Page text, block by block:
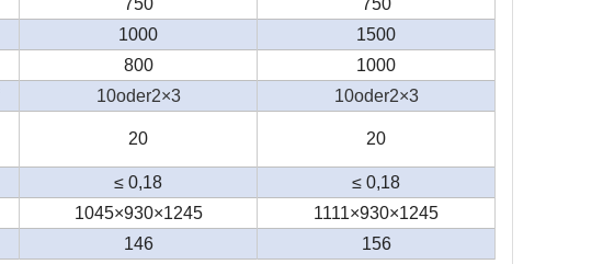
750
750
1000
1500
800
1000
10oder2×3 10oder2×3
20 20
≤ 0,18
≤ 0,18
1045×930×1245
1111×930×1245
146 156